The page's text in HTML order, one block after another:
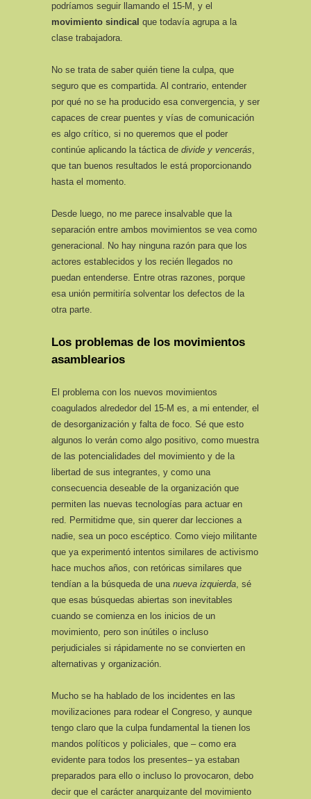
podríamos seguir llamando el 15-M, y el
movimiento sindical que todavía agrupa a la
clase trabajadora.
No se trata de saber quién tiene la culpa, que
seguro que es compartida. Al contrario, entender
por qué no se ha producido esa convergencia, y ser
capaces de crear puentes y vías de comunicación
es algo crítico, si no queremos que el poder
continúe aplicando la táctica de divide y vencerás,
que tan buenos resultados le está proporcionando
hasta el momento.
Desde luego, no me parece insalvable que la
separación entre ambos movimientos se vea como
generacional. No hay ninguna razón para que los
actores establecidos y los recién llegados no
puedan entenderse. Entre otras razones, porque
esa unión permitiría solventar los defectos de la
otra parte.
Los problemas de los movimientos
asamblearios
El problema con los nuevos movimientos
coagulados alrededor del 15-M es, a mi entender, el
de desorganización y falta de foco. Sé que esto
algunos lo verán como algo positivo, como muestra
de las potencialidades del movimiento y de la
libertad de sus integrantes, y como una
consecuencia deseable de la organización que
permiten las nuevas tecnologías para actuar en
red. Permitidme que, sin querer dar lecciones a
nadie, sea un poco escéptico. Como viejo militante
que ya experimentó intentos similares de activismo
hace muchos años, con retóricas similares que
tendían a la búsqueda de una nueva izquierda, sé
que esas búsquedas abiertas son inevitables
cuando se comienza en los inicios de un
movimiento, pero son inútiles o incluso
perjudiciales si rápidamente no se convierten en
alternativas y organización.
Mucho se ha hablado de los incidentes en las
movilizaciones para rodear el Congreso, y aunque
tengo claro que la culpa fundamental la tienen los
mandos políticos y policiales, que – como era
evidente para todos los presentes– ya estaban
preparados para ello o incluso lo provocaron, debo
decir que el carácter anarquizante del movimiento